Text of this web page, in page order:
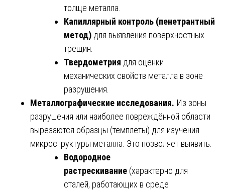
толще металла.
Капиллярный контроль (пенетрантный
метод) для выявления поверхностных
трещин.
Твердометрия для оценки
механических свойств металла в зоне
разрушения.
Металлографические исследования. Из зоны
разрушения или наиболее повреждённой области
вырезаются образцы (темплеты) для изучения
микроструктуры металла. Это позволяет выявить:
Водородное
растрескивание (характерно для
сталей, работающих в среде